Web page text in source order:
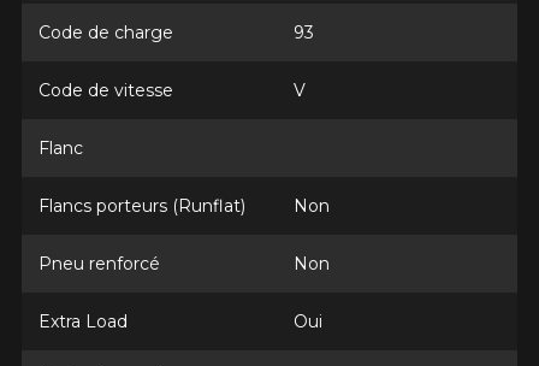
Code de charge 93
Code de vitesse V
Flanc
Flancs porteurs (Runflat) Non
Pneu renforcé Non
Extra Load Oui
Marque
Modèle